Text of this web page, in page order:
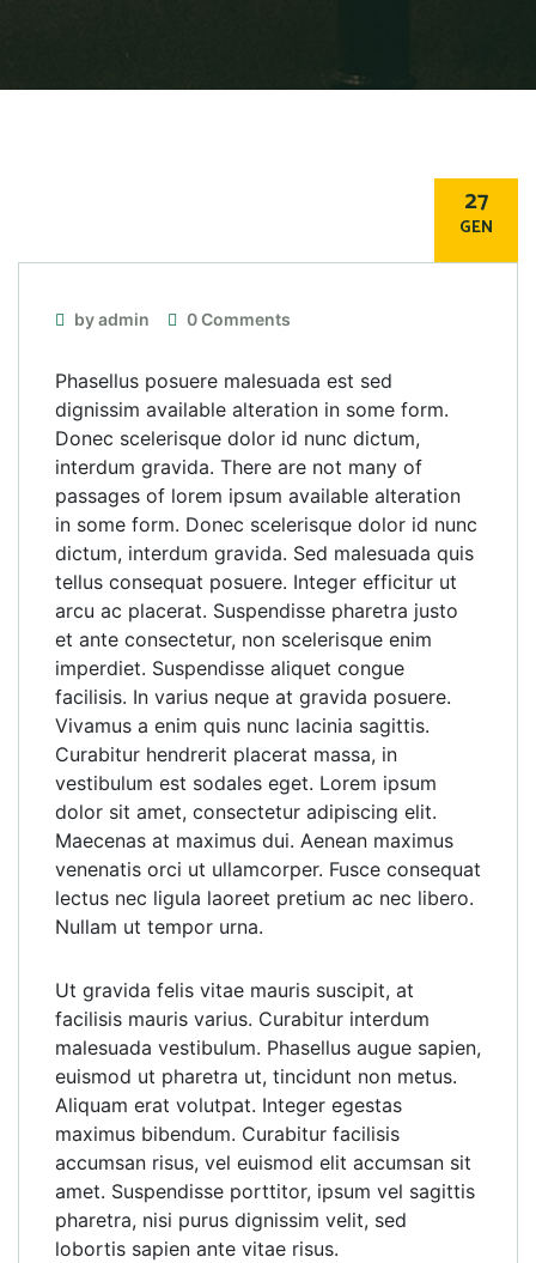
27
GEN
by admin 0 Comments
Phasellus posuere malesuada est sed
dignissim available alteration in some form.
Donec scelerisque dolor id nunc dictum,
interdum gravida. There are not many of
passages of lorem ipsum available alteration
in some form. Donec scelerisque dolor id nunc
dictum, interdum gravida. Sed malesuada quis
tellus consequat posuere. Integer efficitur ut
arcu ac placerat. Suspendisse pharetra justo
et ante consectetur, non scelerisque enim
imperdiet. Suspendisse aliquet congue
facilisis. In varius neque at gravida posuere.
Vivamus a enim quis nunc lacinia sagittis.
Curabitur hendrerit placerat massa, in
vestibulum est sodales eget. Lorem ipsum
dolor sit amet, consectetur adipiscing elit.
Maecenas at maximus dui. Aenean maximus
venenatis orci ut ullamcorper. Fusce consequat
lectus nec ligula laoreet pretium ac nec libero.
Nullam ut tempor urna.
Ut gravida felis vitae mauris suscipit, at
facilisis mauris varius. Curabitur interdum
malesuada vestibulum. Phasellus augue sapien,
euismod ut pharetra ut, tincidunt non metus.
Aliquam erat volutpat. Integer egestas
maximus bibendum. Curabitur facilisis
accumsan risus, vel euismod elit accumsan sit
amet. Suspendisse porttitor, ipsum vel sagittis
pharetra, nisi purus dignissim velit, sed
lobortis sapien ante vitae risus.